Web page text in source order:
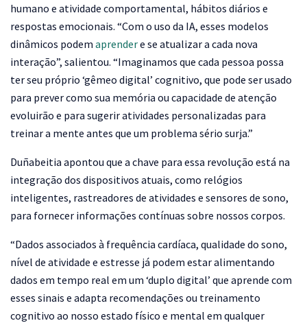
humano e atividade comportamental, hábitos diários e
respostas emocionais. “Com o uso da IA, esses modelos
dinâmicos podem aprendere se atualizar a cada nova
interação”, salientou. “Imaginamos que cada pessoa possa
ter seu próprio ‘gêmeo digital’ cognitivo, que pode ser usado
para prever como sua memória ou capacidade de atenção
evoluirão e para sugerir atividades personalizadas para
treinar a mente antes que um problema sério surja.”
Duñabeitia apontou que a chave para essa revolução está na
integração dos dispositivos atuais, como relógios
inteligentes, rastreadores de atividades e sensores de sono,
para fornecer informações contínuas sobre nossos corpos.
“Dados associados à frequência cardíaca, qualidade do sono,
nível de atividade e estresse já podem estar alimentando
dados em tempo real em um ‘duplo digital’ que aprende com
esses sinais e adapta recomendações ou treinamento
cognitivo ao nosso estado físico e mental em qualquer